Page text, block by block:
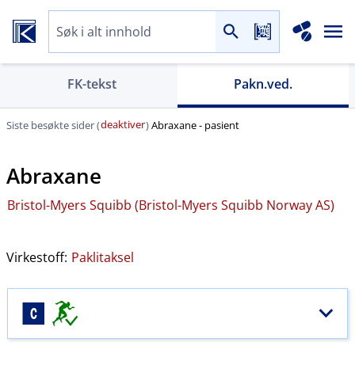
FK-tekst Pakn.ved.
Siste besøkte sider (deaktiver)Abraxane - pasient
Abraxane
Bristol-Myers Squibb (Bristol-Myers Squibb Norway AS)
Virkestoff: Paklitaksel